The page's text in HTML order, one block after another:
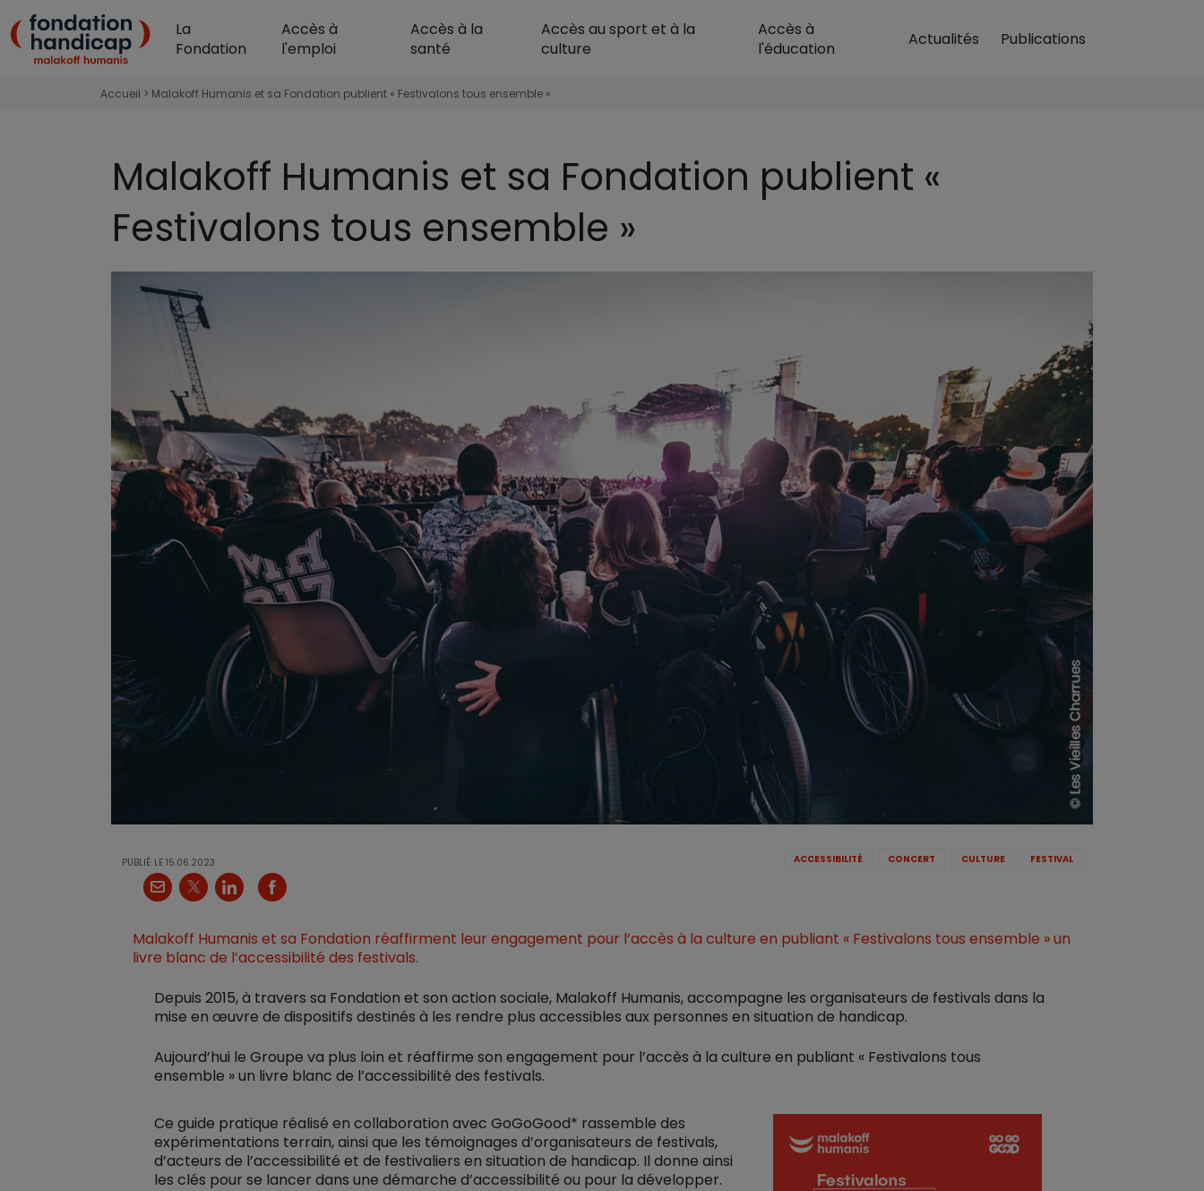
Fondation Handicap Malakoff Humanis Accueil
La
Fondation
Accès à
l'emploi
Accès à la
santé
Accès au sport et à la
culture
Accès à
l'éducation
Actualités Publications
Accueil Malakoff Humanis et sa Fondation publient « Festivalons tous ensemble »
Malakoff Humanis et sa Fondation publient «
Festivalons tous ensemble »
PUBLIÉ LE 15.06.2023 ACCESSIBILITÉ CONCERT CULTURE FESTIVAL
Courriel
X LinkedInFacebook
Malakoff Humanis et sa Fondation réaffirment leur engagement pour l’accès à la culture en publiant « Festivalons tous ensemble » un
livre blanc de l’accessibilité des festivals.
Depuis 2015, à travers sa Fondation et son action sociale, Malakoff Humanis, accompagne les organisateurs de festivals dans la
mise en œuvre de dispositifs destinés à les rendre plus accessibles aux personnes en situation de handicap.
Aujourd’hui le Groupe va plus loin et réaffirme son engagement pour l’accès à la culture en publiant « Festivalons tous
ensemble » un livre blanc de l’accessibilité des festivals.
Ce guide pratique réalisé en collaboration avec GoGoGood* rassemble des
expérimentations terrain, ainsi que les témoignages d’organisateurs de festivals,
d’acteurs de l’accessibilité et de festivaliers en situation de handicap. Il donne ainsi
les clés pour se lancer dans une démarche d’accessibilité ou pour la développer.